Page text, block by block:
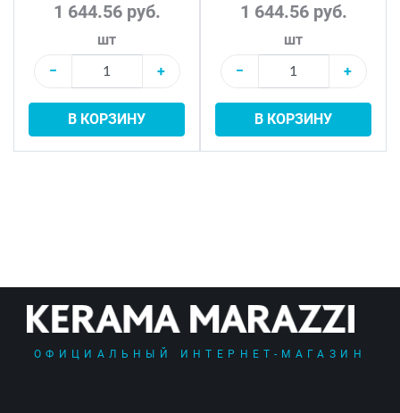
1 644.56 руб.
шт
−
+
В КОРЗИНУ
1 644.56 руб.
шт
−
+
В КОРЗИНУ
ОФИЦИАЛЬНЫЙ ИНТЕРНЕТ-МАГАЗИН